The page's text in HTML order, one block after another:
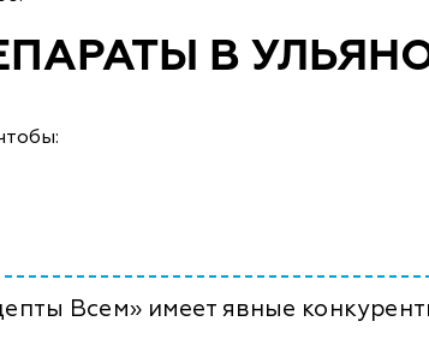
В
Всем» имеет явные